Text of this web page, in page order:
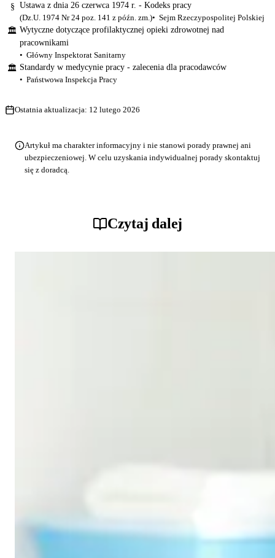
§ Ustawa z dnia 26 czerwca 1974 r. - Kodeks pracy
(Dz.U. 1974 Nr 24 poz. 141 z późn. zm.)
Sejm Rzeczypospolitej Polskiej
🏛 Wytyczne dotyczące profilaktycznej opieki zdrowotnej nad
pracownikami
Główny Inspektorat Sanitarny
🏛 Standardy w medycynie pracy - zalecenia dla pracodawców
Państwowa Inspekcja Pracy
Ostatnia aktualizacja: 12 lutego 2026
Artykuł ma charakter informacyjny i nie stanowi porady prawnej ani
ubezpieczeniowej. W celu uzyskania indywidualnej porady skontaktuj
się z doradcą.
Czytaj dalej